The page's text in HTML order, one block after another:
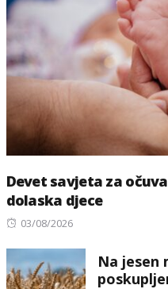
Devet savjeta za
dolaska djece
Posted
03/08/2026
Na jesen